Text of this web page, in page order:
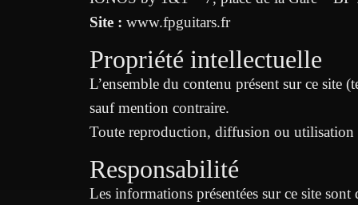
Site : www.fpguitars.fr
Propriété intellectuelle
L’ensemble du contenu présent sur ce site
sauf mention contraire.
Toute reproduction, diffusion ou utilisation
Responsabilité
Les informations présentées sur ce site